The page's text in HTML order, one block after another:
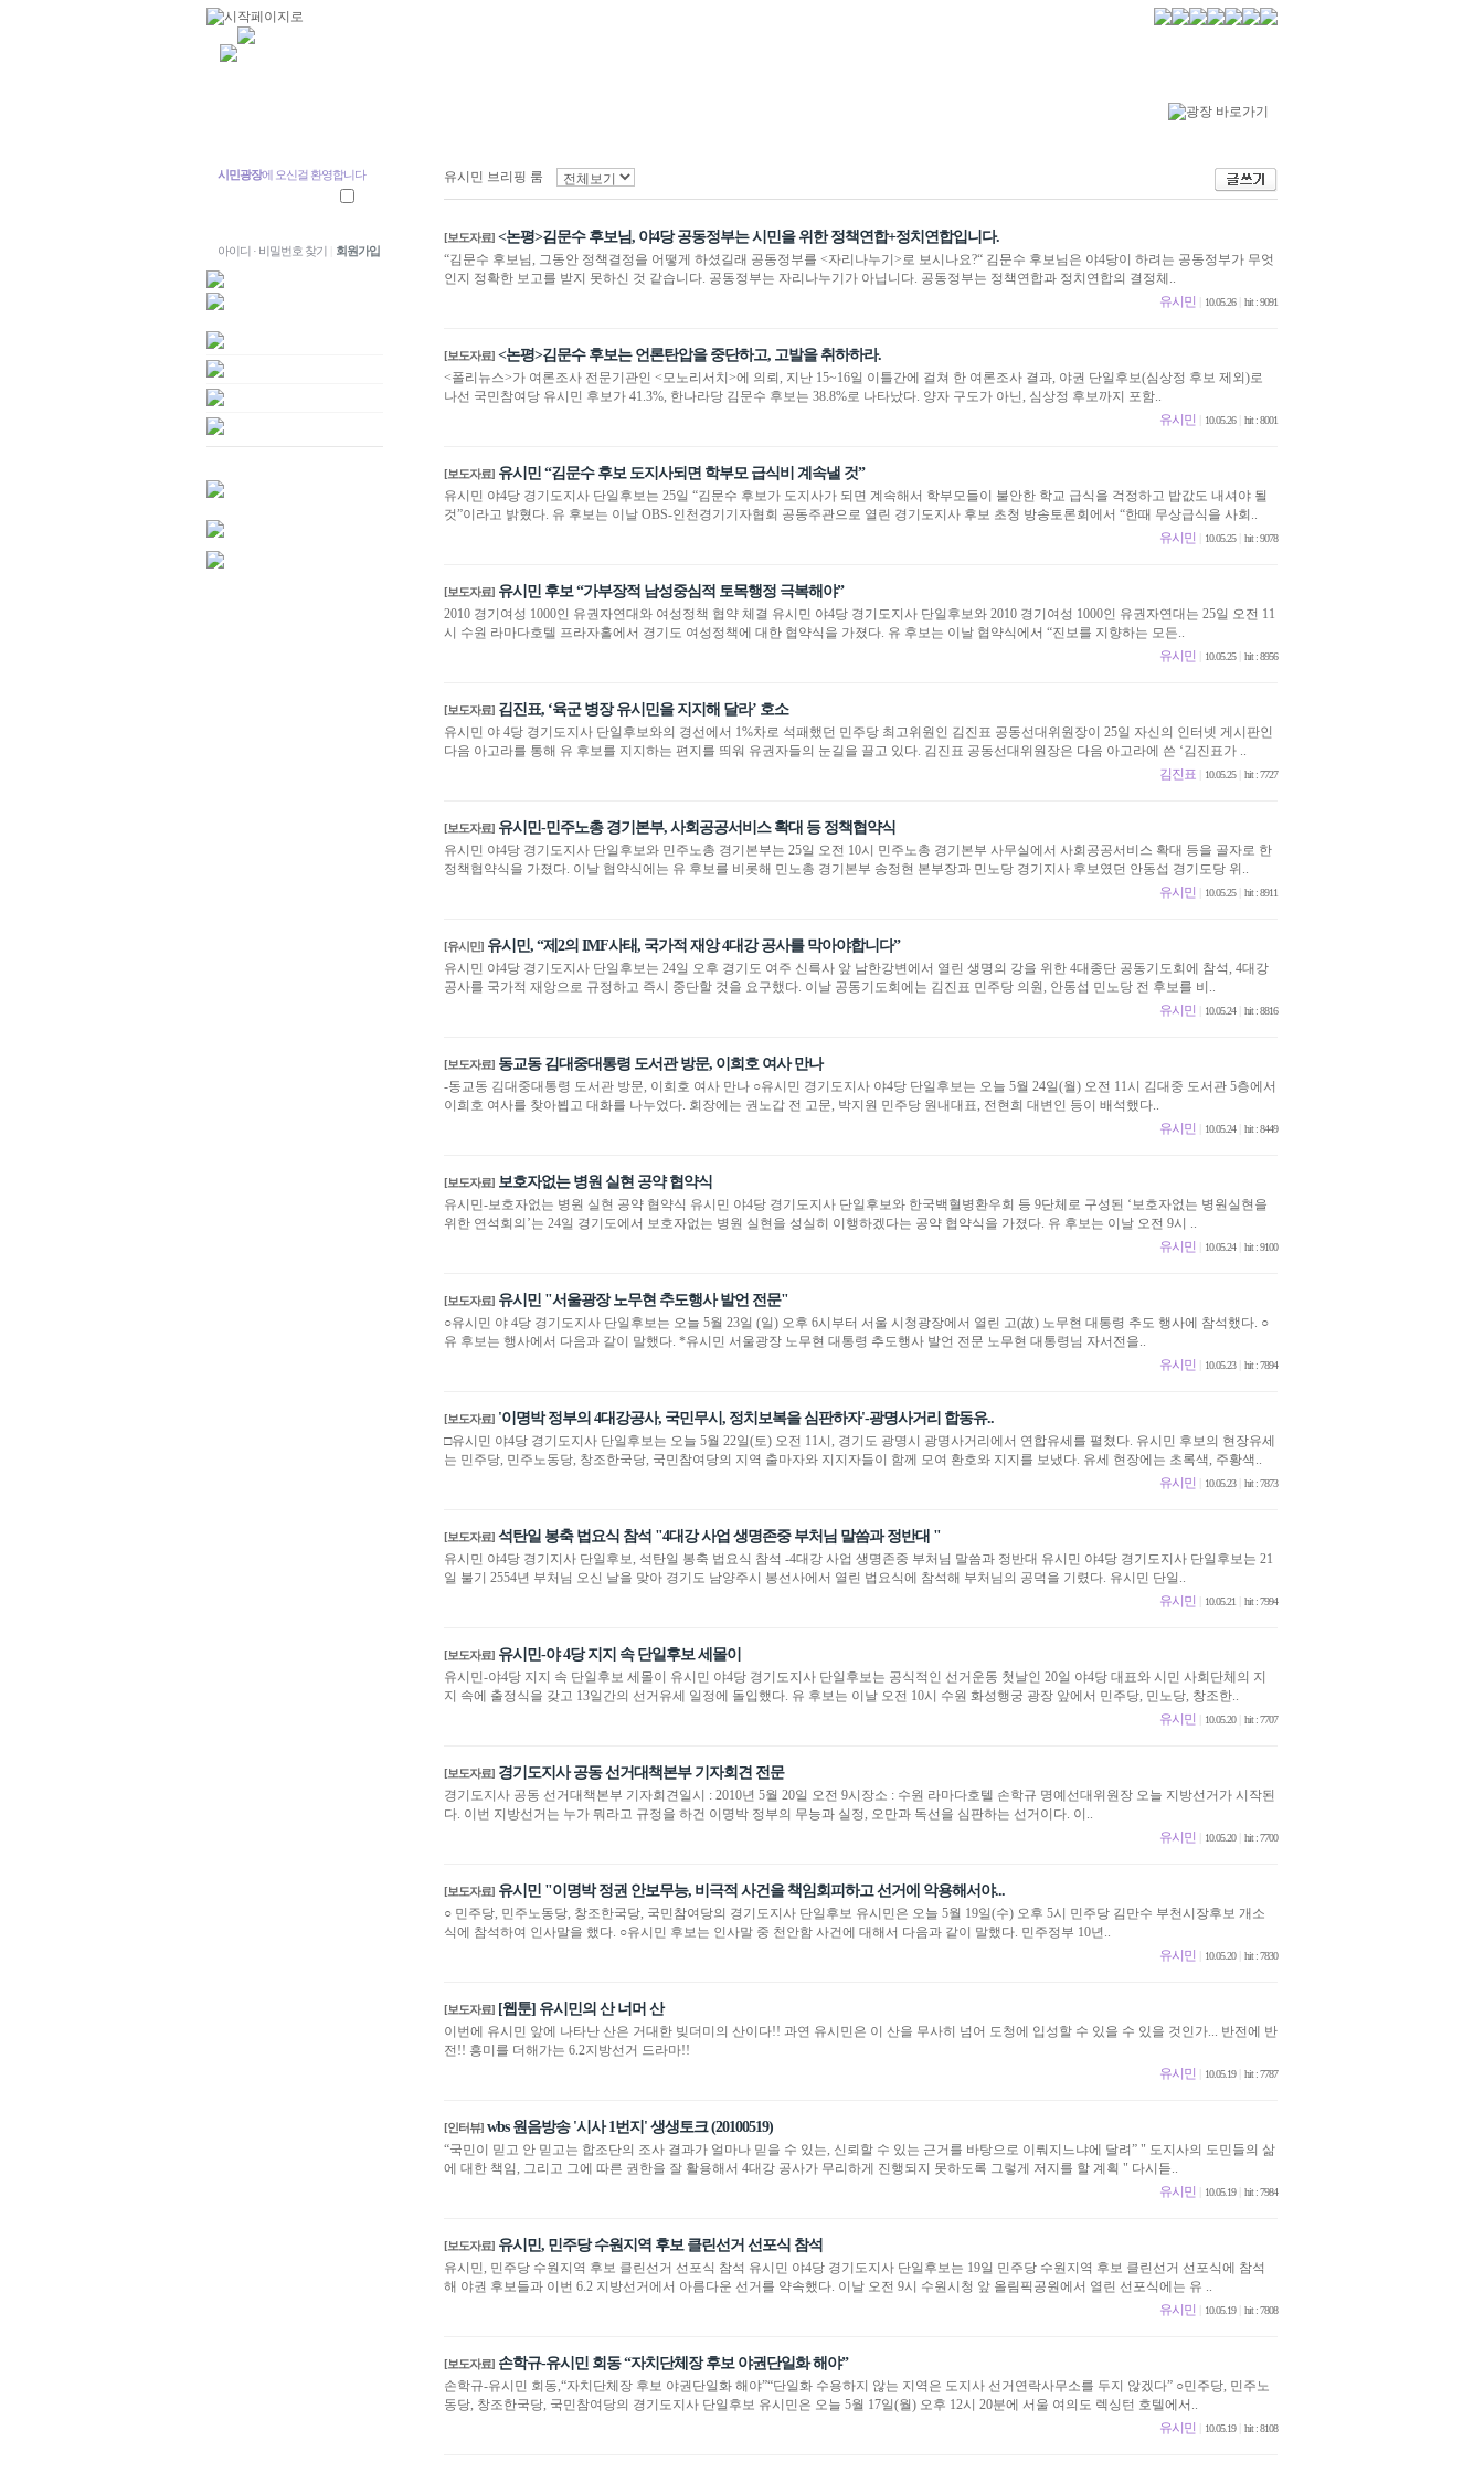
시민광장에 오신걸 환영합니다
아이디 · 비밀번호 찾기 회원가입
유시민 브리핑 룸
[보도자료] <논평>김문수 후보님, 야4당 공동정부는 시민을 위한 정책연합+정치연합입니다.
“김문수 후보님, 그동안 정책결정을 어떻게 하셨길래 공동정부를 <자리나누기>로 보시나요?“ 김문수 후보님은 야4당이 하려는 공동정부가 무엇
인지 정확한 보고를 받지 못하신 것 같습니다. 공동정부는 자리나누기가 아닙니다. 공동정부는 정책연합과 정치연합의 결정체..
유시민
10.05.26 hit : 9091
[보도자료] <논평>김문수 후보는 언론탄압을 중단하고, 고발을 취하하라.
<폴리뉴스>가 여론조사 전문기관인 <모노리서치>에 의뢰, 지난 15~16일 이틀간에 걸쳐 한 여론조사 결과, 야권 단일후보(심상정 후보 제외)로
나선 국민참여당 유시민 후보가 41.3%, 한나라당 김문수 후보는 38.8%로 나타났다. 양자 구도가 아닌, 심상정 후보까지 포함..
유시민
10.05.26 hit : 8001
[보도자료] 유시민 “김문수 후보 도지사되면 학부모 급식비 계속낼 것”
유시민 야4당 경기도지사 단일후보는 25일 “김문수 후보가 도지사가 되면 계속해서 학부모들이 불안한 학교 급식을 걱정하고 밥값도 내셔야 될
것”이라고 밝혔다. 유 후보는 이날 OBS-인천경기기자협회 공동주관으로 열린 경기도지사 후보 초청 방송토론회에서 “한때 무상급식을 사회..
유시민
10.05.25 hit : 9078
[보도자료] 유시민 후보 “가부장적 남성중심적 토목행정 극복해야”
2010 경기여성 1000인 유권자연대와 여성정책 협약 체결 유시민 야4당 경기도지사 단일후보와 2010 경기여성 1000인 유권자연대는 25일 오전 11
시 수원 라마다호텔 프라자홀에서 경기도 여성정책에 대한 협약식을 가졌다. 유 후보는 이날 협약식에서 “진보를 지향하는 모든..
유시민
10.05.25 hit : 8956
[보도자료] 김진표, ‘육군 병장 유시민을 지지해 달라’ 호소
유시민 야 4당 경기도지사 단일후보와의 경선에서 1%차로 석패했던 민주당 최고위원인 김진표 공동선대위원장이 25일 자신의 인터넷 게시판인
다음 아고라를 통해 유 후보를 지지하는 편지를 띄워 유권자들의 눈길을 끌고 있다. 김진표 공동선대위원장은 다음 아고라에 쓴 ‘김진표가 ..
김진표
10.05.25 hit : 7727
[보도자료] 유시민-민주노총 경기본부, 사회공공서비스 확대 등 정책협약식
유시민 야4당 경기도지사 단일후보와 민주노총 경기본부는 25일 오전 10시 민주노총 경기본부 사무실에서 사회공공서비스 확대 등을 골자로 한
정책협약식을 가졌다. 이날 협약식에는 유 후보를 비롯해 민노총 경기본부 송정현 본부장과 민노당 경기지사 후보였던 안동섭 경기도당 위..
유시민
10.05.25 hit : 8911
[유시민] 유시민, “제2의 IMF사태, 국가적 재앙 4대강 공사를 막아야합니다”
유시민 야4당 경기도지사 단일후보는 24일 오후 경기도 여주 신륵사 앞 남한강변에서 열린 생명의 강을 위한 4대종단 공동기도회에 참석, 4대강
공사를 국가적 재앙으로 규정하고 즉시 중단할 것을 요구했다. 이날 공동기도회에는 김진표 민주당 의원, 안동섭 민노당 전 후보를 비..
유시민
10.05.24 hit : 8816
[보도자료] 동교동 김대중대통령 도서관 방문, 이희호 여사 만나
-동교동 김대중대통령 도서관 방문, 이희호 여사 만나 ○유시민 경기도지사 야4당 단일후보는 오늘 5월 24일(월) 오전 11시 김대중 도서관 5층에서
이희호 여사를 찾아뵙고 대화를 나누었다. 회장에는 권노갑 전 고문, 박지원 민주당 원내대표, 전현희 대변인 등이 배석했다..
유시민
10.05.24 hit : 8449
[보도자료] 보호자없는 병원 실현 공약 협약식
유시민-보호자없는 병원 실현 공약 협약식 유시민 야4당 경기도지사 단일후보와 한국백혈병환우회 등 9단체로 구성된 ‘보호자없는 병원실현을
위한 연석회의’는 24일 경기도에서 보호자없는 병원 실현을 성실히 이행하겠다는 공약 협약식을 가졌다. 유 후보는 이날 오전 9시 ..
유시민
10.05.24 hit : 9100
[보도자료] 유시민 "서울광장 노무현 추도행사 발언 전문"
○유시민 야 4당 경기도지사 단일후보는 오늘 5월 23일 (일) 오후 6시부터 서울 시청광장에서 열린 고(故) 노무현 대통령 추도 행사에 참석했다. ○
유 후보는 행사에서 다음과 같이 말했다. *유시민 서울광장 노무현 대통령 추도행사 발언 전문 노무현 대통령님 자서전을..
유시민
10.05.23 hit : 7894
[보도자료] '이명박 정부의 4대강공사, 국민무시, 정치보복을 심판하자'-광명사거리 합동유..
□유시민 야4당 경기도지사 단일후보는 오늘 5월 22일(토) 오전 11시, 경기도 광명시 광명사거리에서 연합유세를 펼쳤다. 유시민 후보의 현장유세
는 민주당, 민주노동당, 창조한국당, 국민참여당의 지역 출마자와 지지자들이 함께 모여 환호와 지지를 보냈다. 유세 현장에는 초록색, 주황색..
유시민
10.05.23 hit : 7873
[보도자료] 석탄일 봉축 법요식 참석 "4대강 사업 생명존중 부처님 말씀과 정반대 "
유시민 야4당 경기지사 단일후보, 석탄일 봉축 법요식 참석 -4대강 사업 생명존중 부처님 말씀과 정반대 유시민 야4당 경기도지사 단일후보는 21
일 불기 2554년 부처님 오신 날을 맞아 경기도 남양주시 봉선사에서 열린 법요식에 참석해 부처님의 공덕을 기렸다. 유시민 단일..
유시민
10.05.21 hit : 7994
[보도자료] 유시민-야 4당 지지 속 단일후보 세몰이
유시민-야4당 지지 속 단일후보 세몰이 유시민 야4당 경기도지사 단일후보는 공식적인 선거운동 첫날인 20일 야4당 대표와 시민 사회단체의 지
지 속에 출정식을 갖고 13일간의 선거유세 일정에 돌입했다. 유 후보는 이날 오전 10시 수원 화성행궁 광장 앞에서 민주당, 민노당, 창조한..
유시민
10.05.20 hit : 7707
[보도자료] 경기도지사 공동 선거대책본부 기자회견 전문
경기도지사 공동 선거대책본부 기자회견일시 : 2010년 5월 20일 오전 9시장소 : 수원 라마다호텔 손학규 명예선대위원장 오늘 지방선거가 시작된
다. 이번 지방선거는 누가 뭐라고 규정을 하건 이명박 정부의 무능과 실정, 오만과 독선을 심판하는 선거이다. 이..
유시민
10.05.20 hit : 7700
[보도자료] 유시민 "이명박 정권 안보무능, 비극적 사건을 책임회피하고 선거에 악용해서야...
○ 민주당, 민주노동당, 창조한국당, 국민참여당의 경기도지사 단일후보 유시민은 오늘 5월 19일(수) 오후 5시 민주당 김만수 부천시장후보 개소
식에 참석하여 인사말을 했다. ○유시민 후보는 인사말 중 천안함 사건에 대해서 다음과 같이 말했다. 민주정부 10년..
유시민
10.05.20 hit : 7830
[보도자료] [웹툰] 유시민의 산 너머 산
이번에 유시민 앞에 나타난 산은 거대한 빚더미의 산이다!! 과연 유시민은 이 산을 무사히 넘어 도청에 입성할 수 있을 수 있을 것인가... 반전에 반
전!! 흥미를 더해가는 6.2지방선거 드라마!!
유시민
10.05.19 hit : 7787
[인터뷰] wbs 원음방송 '시사 1번지' 생생토크 (20100519)
“국민이 믿고 안 믿고는 합조단의 조사 결과가 얼마나 믿을 수 있는, 신뢰할 수 있는 근거를 바탕으로 이뤄지느냐에 달려” " 도지사의 도민들의 삶
에 대한 책임, 그리고 그에 따른 권한을 잘 활용해서 4대강 공사가 무리하게 진행되지 못하도록 그렇게 저지를 할 계획 " 다시듣..
유시민
10.05.19 hit : 7984
[보도자료] 유시민, 민주당 수원지역 후보 클린선거 선포식 참석
유시민, 민주당 수원지역 후보 클린선거 선포식 참석 유시민 야4당 경기도지사 단일후보는 19일 민주당 수원지역 후보 클린선거 선포식에 참석
해 야권 후보들과 이번 6.2 지방선거에서 아름다운 선거를 약속했다. 이날 오전 9시 수원시청 앞 올림픽공원에서 열린 선포식에는 유 ..
유시민
10.05.19 hit : 7808
[보도자료] 손학규-유시민 회동 “자치단체장 후보 야권단일화 해야”
손학규-유시민 회동,“자치단체장 후보 야권단일화 해야”“단일화 수용하지 않는 지역은 도지사 선거연락사무소를 두지 않겠다” ○민주당, 민주노
동당, 창조한국당, 국민참여당의 경기도지사 단일후보 유시민은 오늘 5월 17일(월) 오후 12시 20분에 서울 여의도 렉싱턴 호텔에서..
유시민
10.05.19 hit : 8108